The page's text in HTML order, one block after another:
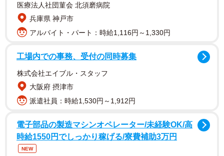
宿の話とか、同じネタで一生笑ってるんです。それで次に
出てくるのが、健康診断の結果とか、体の不調のことと
か…なんかもう、毎回『昔話』か『健康の話』の二択にな
っちゃってたんですよ（笑）」
もちろんそれは、とても楽しくて大切な時間。けれど、せ
っかく集まるなら「新しい話」もしたい！と思ったN美さん
は、コピー用紙とペンで「お題サイコロ」を自作して、友
人の集まりに持っていったといいます。
「笑った話」「情けない話」…“お題しばり”がむ
医療法人社団菫会 北須磨病院
兵庫県 神戸市
アルバイト・パート：時給1,116円～1,330円
工場内での事務、受付の同時募集
株式会社エイブル・スタッフ
大阪府 摂津市
派遣社員：時給1,530円～1,912円
電子部品の製造マシンオペレーター/未経験OK/高
時給1550円でしっかり稼げる/寮費補助3万円
NEW